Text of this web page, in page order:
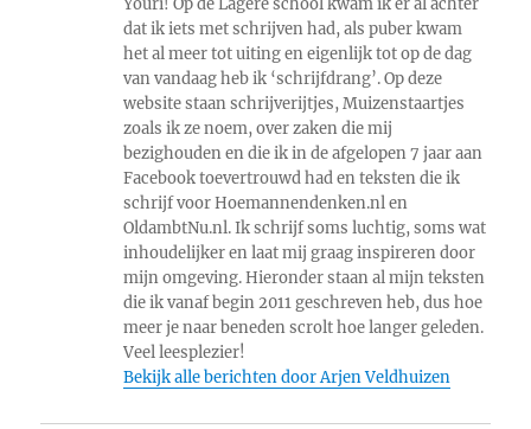
Youri! Op de Lagere school kwam ik er al achter
dat ik iets met schrijven had, als puber kwam
het al meer tot uiting en eigenlijk tot op de dag
van vandaag heb ik ‘schrijfdrang’. Op deze
website staan schrijverijtjes, Muizenstaartjes
zoals ik ze noem, over zaken die mij
bezighouden en die ik in de afgelopen 7 jaar aan
Facebook toevertrouwd had en teksten die ik
schrijf voor Hoemannendenken.nl en
OldambtNu.nl. Ik schrijf soms luchtig, soms wat
inhoudelijker en laat mij graag inspireren door
mijn omgeving. Hieronder staan al mijn teksten
die ik vanaf begin 2011 geschreven heb, dus hoe
meer je naar beneden scrolt hoe langer geleden.
Veel leesplezier!
Bekijk alle berichten door Arjen Veldhuizen